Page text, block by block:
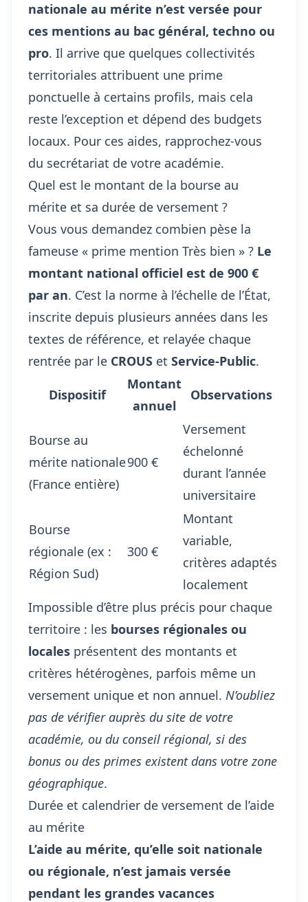
nationale au mérite n’est versée pour
ces mentions au bac général, techno ou
pro. Il arrive que quelques collectivités
territoriales attribuent une prime
ponctuelle à certains profils, mais cela
reste l’exception et dépend des budgets
locaux. Pour ces aides, rapprochez-vous
du secrétariat de votre académie.
Quel est le montant de la bourse au
mérite et sa durée de versement ?
Vous vous demandez combien pèse la
fameuse « prime mention Très bien » ? Le
montant national officiel est de 900 €
par an. C’est la norme à l’échelle de l’État,
inscrite depuis plusieurs années dans les
textes de référence, et relayée chaque
rentrée par le CROUS et Service-Public.
Dispositif
Montant
annuel
Observations
Bourse au
mérite nationale
(France entière)
900 €
Versement
échelonné
durant l’année
universitaire
Bourse
régionale (ex :
Région Sud)
300 €
Montant
variable,
critères adaptés
localement
Impossible d’être plus précis pour chaque
territoire : les bourses régionales ou
locales présentent des montants et
critères hétérogènes, parfois même un
versement unique et non annuel. N’oubliez
pas de vérifier auprès du site de votre
académie, ou du conseil régional, si des
bonus ou des primes existent dans votre zone
géographique.
Durée et calendrier de versement de l’aide
au mérite
L’aide au mérite, qu’elle soit nationale
ou régionale, n’est jamais versée
pendant les grandes vacances